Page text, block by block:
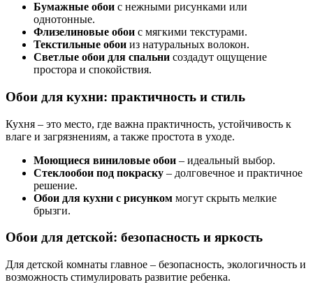
Бумажные обои с нежными рисунками или
однотонные.
Флизелиновые обои с мягкими текстурами.
Текстильные обои из натуральных волокон.
Светлые обои для спальни создадут ощущение
простора и спокойствия.
Обои для кухни: практичность и стиль
Кухня – это место, где важна практичность, устойчивость к
влаге и загрязнениям, а также простота в уходе.
Моющиеся виниловые обои – идеальный выбор.
Стеклообои под покраску – долговечное и практичное
решение.
Обои для кухни с рисунком могут скрыть мелкие
брызги.
Обои для детской: безопасность и яркость
Для детской комнаты главное – безопасность, экологичность и
возможность стимулировать развитие ребенка.